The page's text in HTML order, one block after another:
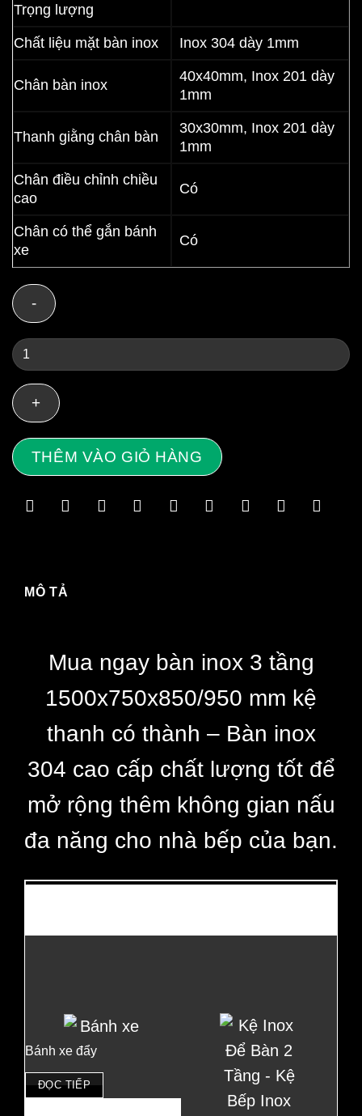
Trọng lượng
Chất liệu mặt bàn inox Inox 304 dày 1mm
Chân bàn inox
40x40mm, Inox 201 dày
1mm
Thanh giằng chân bàn
30x30mm, Inox 201 dày
1mm
Chân điều chỉnh chiều
cao
Có
Chân có thể gắn bánh
xe
Có
Bàn
inox
3
tầng
1500x750x850/950
mm
thanh
Bàn
lượng
lượng
THÊM VÀO GIỎ HÀNG
MÔ TẢ
Mua ngay bàn inox 3 tầng
1500x750x850/950 mm kệ
thanh có thành –Bàn inox
304 cao cấp chất lượng tốt để
mở rộng thêm không gian nấu
đa năng cho nhà bếp của bạn.
Bánh xe đẩy
ĐỌC TIẾP